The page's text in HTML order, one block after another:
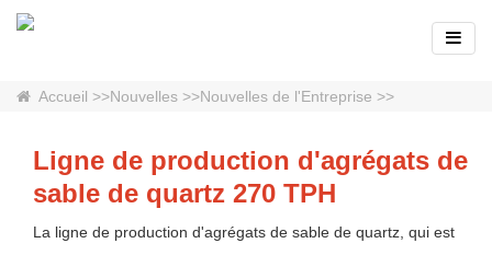
Accueil >>Nouvelles >>Nouvelles de l'Entreprise >>
Ligne de production d'agrégats de
sable de quartz 270 TPH
La ligne de production d'agrégats de sable de quartz, qui est